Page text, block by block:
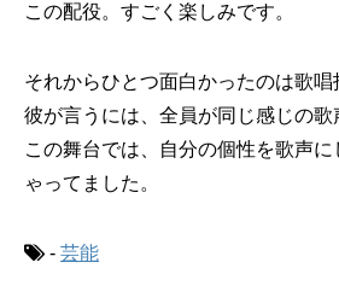
この配役。すごく楽しみです。
それからひとつ面白かったのは歌唱
彼が言うには、全員が同じ感じの歌
この舞台では、自分の個性を歌声
ゃってました。
- 芸能